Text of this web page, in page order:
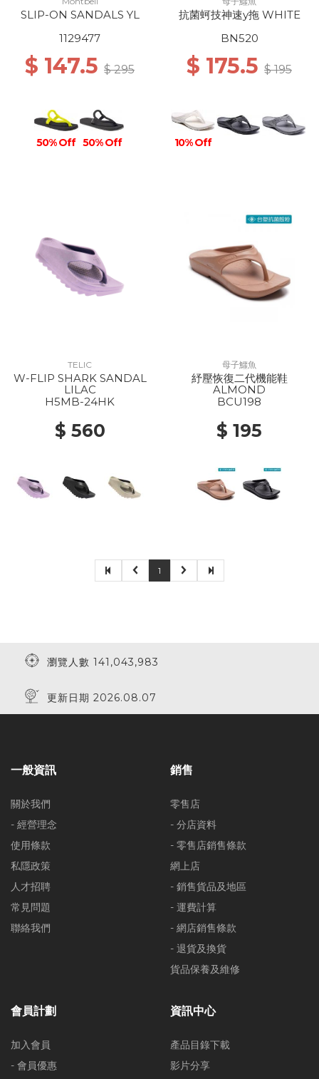
SLIP-ON SANDALS YL
1129477
$ 147.5 $ 295
50% Off 50% Off
抗菌蚵技神速y拖 WHITE
BN520
$ 175.5 $ 195
10% Off
TELIC
W-FLIP SHARK SANDAL
LILAC
H5MB-24HK
$ 560
母子鱷魚
紓壓恢復二代機能鞋
ALMOND
BCU198
$ 195
1
瀏覽人數 141,043,983
更新日期 2026.08.07
一般資訊
關於我們
- 經營理念
使用條款
私隱政策
人才招聘
常見問題
聯絡我們
銷售
零售店
- 分店資料
- 零售店銷售條款
網上店
- 銷售貨品及地區
- 運費計算
- 網店銷售條款
- 退貨及換貨
貨品保養及維修
會員計劃
加入會員
- 會員優惠
資訊中心
產品目錄下載
影片分享